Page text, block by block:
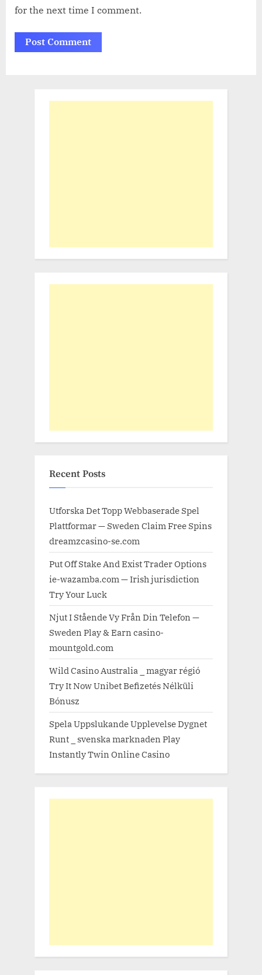
for the next time I comment.
Recent Posts
Utforska Det Topp Webbaserade Spel
Plattformar — Sweden Claim Free Spins
dreamzcasino-se.com
Put Off Stake And Exist Trader Options
ie-wazamba.com — Irish jurisdiction
Try Your Luck
Njut I Stående Vy Från Din Telefon —
Sweden Play & Earn casino-
mountgold.com
Wild Casino Australia _ magyar régió
Try It Now Unibet Befizetés Nélküli
Bónusz
Spela Uppslukande Upplevelse Dygnet
Runt _ svenska marknaden Play
Instantly Twin Online Casino